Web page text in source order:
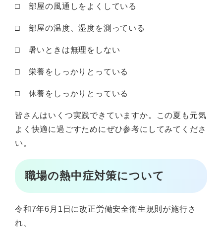
□ 部屋の風通しをよくしている
□ 部屋の温度、湿度を測っている
□ 暑いときは無理をしない
□ 栄養をしっかりとっている
□ 休養をしっかりとっている
皆さんはいくつ実践できていますか。この夏も元気
よく快適に過ごすためにぜひ参考にしてみてくださ
い。
職場の熱中症対策について
令和7年6月1日に改正労働安全衛生規則が施行さ
れ、